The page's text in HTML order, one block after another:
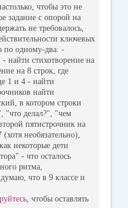
чтобы это не
задание с опорой на
не требовалось,
ключевых
по одному-два: -
найти стихотворение на
на 8 строк, где
1 и 4 - найти
найти
в котором строки
"что делал?", "чем
пятистрочник на
необязательно),
некоторые дети
- что осталось
ритма,
что в 9 классе и
, чтобы оставлять